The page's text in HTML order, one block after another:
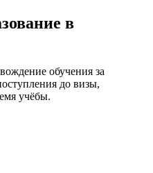
в
обучения за
до визы,
учёбы.